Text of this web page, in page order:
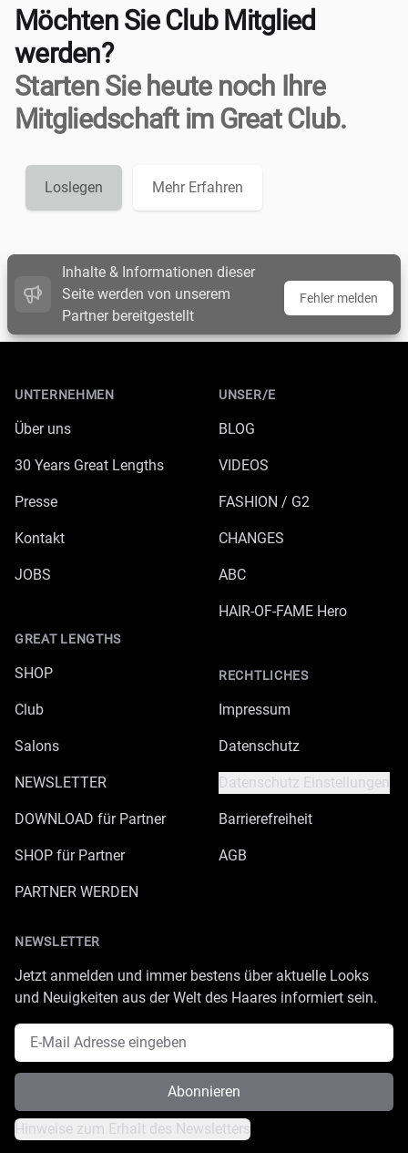
Möchten Sie Club Mitglied
werden?
Starten Sie heute noch Ihre
Mitgliedschaft im Great Club.
Loslegen Mehr Erfahren
Inhalte & Informationen dieser
Seite werden von unserem
Partner bereitgestellt
Fehler melden
UNTERNEHMEN
Über uns
30 Years Great Lengths
Presse
Kontakt
JOBS
GREAT LENGTHS
SHOP
Club
Salons
NEWSLETTER
DOWNLOAD für Partner
SHOP für Partner
PARTNER WERDEN
UNSER/E
BLOG
VIDEOS
FASHION / G2
CHANGES
ABC
HAIR-OF-FAME Hero
RECHTLICHES
Impressum
Datenschutz
Datenschutz Einstellungen
Barrierefreiheit
AGB
NEWSLETTER
Jetzt anmelden und immer bestens über aktuelle Looks
und Neuigkeiten aus der Welt des Haares informiert sein.
E-Mail Adresse
Abonnieren
Hinweise zum Erhalt des Newsletters